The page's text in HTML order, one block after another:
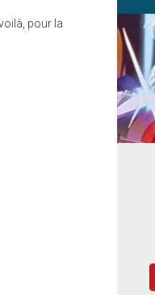
pour la